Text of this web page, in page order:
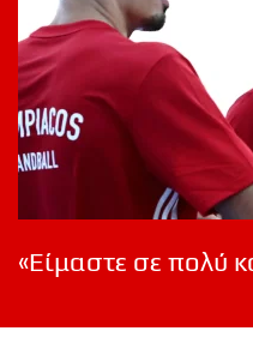
«Είμαστε σε πολύ